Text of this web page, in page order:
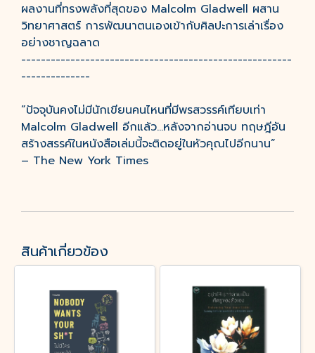
ผลงานที่ทรงพลังที่สุดของ Malcolm Gladwell ผสาน
วิทยาศาสตร์ การพัฒนาตนเองเข้ากับศิลปะการเล่าเรื่อง
อย่างชาญฉลาด
-------------------------------------------------------
--------------
“ปัจจุบันคงไม่มีนักเขียนคนไหนที่มีพรสวรรค์เทียบเท่า
Malcolm Gladwell อีกแล้ว...หลังจากอ่านจบ ทฤษฎีอัน
สร้างสรรค์ในหนังสือเล่มนี้จะติดอยู่ในหัวคุณไปอีกนาน”
– The New York Times
สินค้าเกี่ยวข้อง